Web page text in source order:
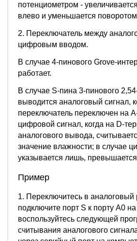
потенциометром -
влево и уменьшается
2. Переключатель между
цифровым вводом.
В случае 4-пинового Grove-
работает.
В случае S-пина 3-пинового
выводится аналоговый сигнал,
переключатель переключен на
цифровой сигнал, когда на D-
аналогового вывода,
значение влажности; в случае
указывается лишь, превышается
Пример
1. Переключитесь в
подключите порт S к порту А0
воспользуйтесь следующей
считывания аналогового